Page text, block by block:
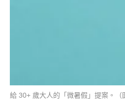
給 30+ 歲大人的「微暑假」提案。（